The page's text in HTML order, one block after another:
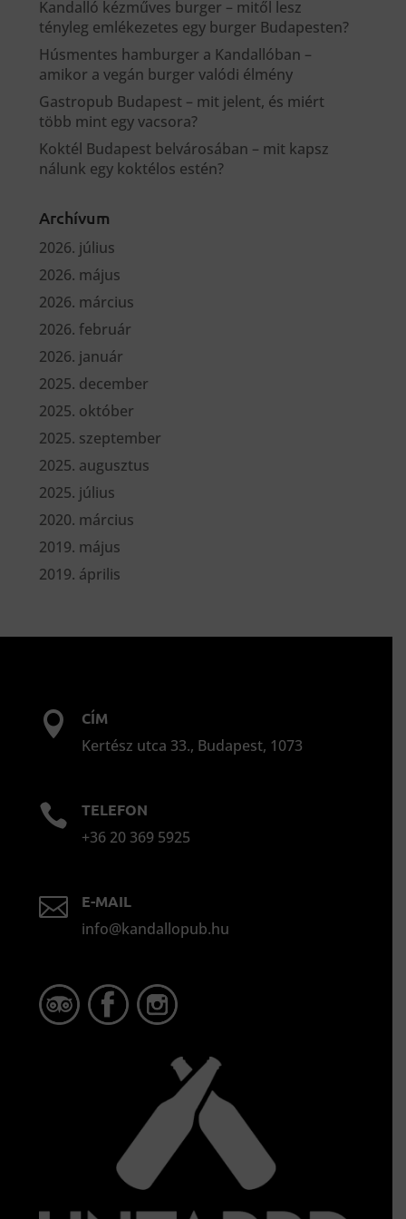
Kandalló kézműves burger – mitől lesz
tényleg emlékezetes egy burger Budapesten?
Húsmentes hamburger a Kandallóban –
amikor a vegán burger valódi élmény
Gastropub Budapest – mit jelent, és miért
több mint egy vacsora?
Koktél Budapest belvárosában – mit kapsz
nálunk egy koktélos estén?
Archívum
2026. július
2026. május
2026. március
2026. február
2026. január
2025. december
2025. október
2025. szeptember
2025. augusztus
2025. július
2020. március
2019. május
2019. április
 CÍM
Kertész utca 33., Budapest, 1073
 TELEFON
+36 20 369 5925
 E-MAIL
info@kandallopub.hu